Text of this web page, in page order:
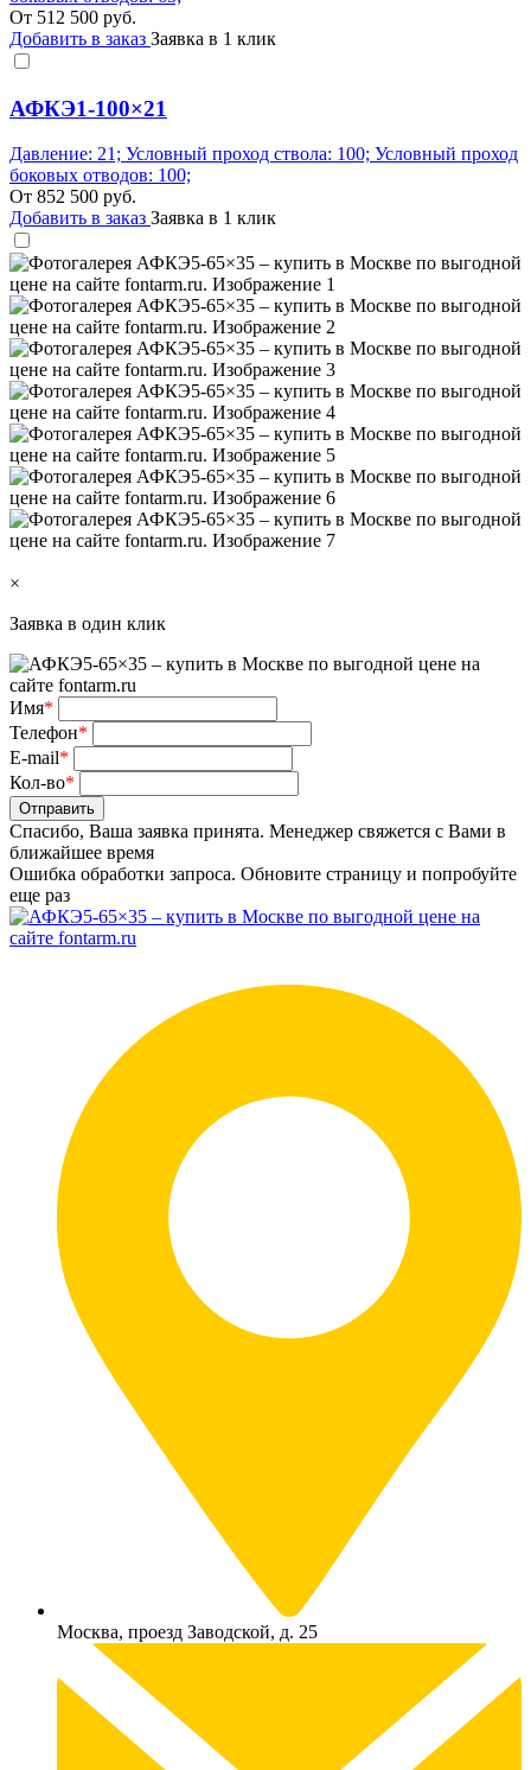
От 512 500 руб.
Добавить в заказ Заявка в 1 клик
АФКЭ1-100×21
Давление: 21; Условный проход ствола: 100; Условный проход
боковых отводов: 100;
От 852 500 руб.
Добавить в заказ Заявка в 1 клик
×
Заявка в один клик
Имя*
Телефон*
E-mail*
Кол-во*
Отправить
Спасибо, Ваша заявка принята. Менеджер свяжется с Вами в
ближайшее время
Ошибка обработки запроса. Обновите страницу и попробуйте
еще раз
Москва, проезд Заводской, д. 25